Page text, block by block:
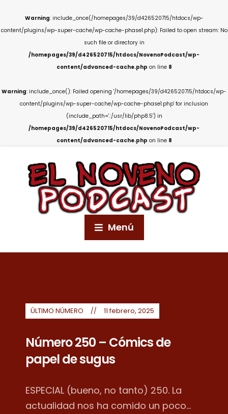
Warning: include_once(/homepages/39/d426520715/htdocs/wp-
content/plugins/wp-super-cache/wp-cache-phase1.php): Failed to open stream: No
such file or directory in
/homepages/39/d426520715/htdocs/NovenoPodcast/wp-
content/advanced-cache.php on line 8
Warning: include_once(): Failed opening '/homepages/39/d426520715/htdocs/wp-
content/plugins/wp-super-cache/wp-cache-phase1.php' for inclusion
(include_path='.:/usr/lib/php8.5') in
/homepages/39/d426520715/htdocs/NovenoPodcast/wp-
content/advanced-cache.php on line 8
Menú
ÚLTIMO NÚMERO 11 febrero, 2025
Número 250 – Cómics de
papel de sugus
ESPECIAL (bueno, no tanto) 250. La
actualidad nos ha comido un poco...